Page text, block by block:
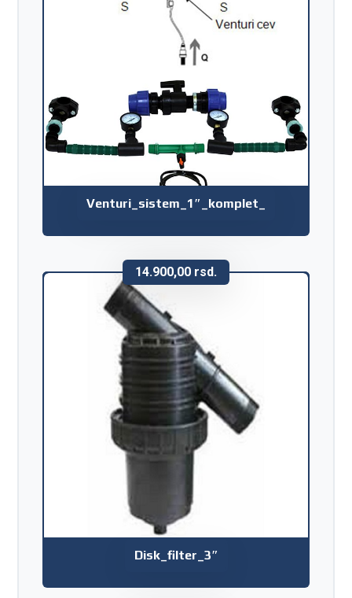
Venturi_sistem_1″_komplet_
Disk_filter_3″
14.900,00 rsd.